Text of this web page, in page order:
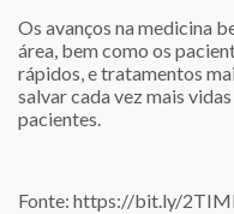
Os avanços na medicina
área, bem como os
rápidos, e tratamentos
salvar cada vez mais
pacientes.
Fonte: https://bit.ly/